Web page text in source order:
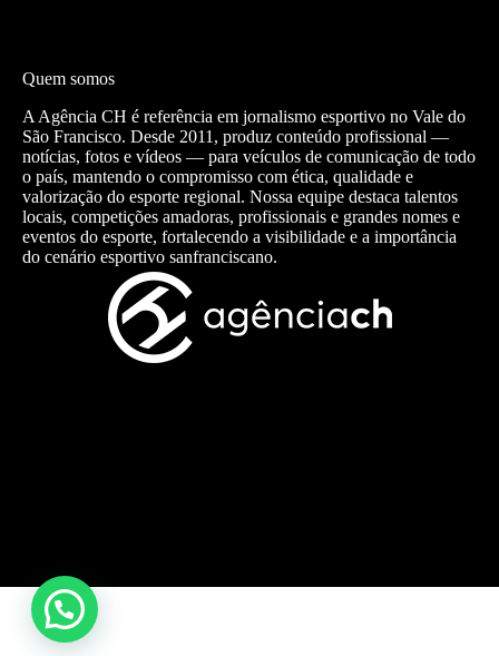
Quem somos
A Agência CH é referência em jornalismo esportivo no Vale do
São Francisco. Desde 2011, produz conteúdo profissional —
notícias, fotos e vídeos — para veículos de comunicação de todo
o país, mantendo o compromisso com ética, qualidade e
valorização do esporte regional. Nossa equipe destaca talentos
locais, competições amadoras, profissionais e grandes nomes e
eventos do esporte, fortalecendo a visibilidade e a importância
do cenário esportivo sanfranciscano.